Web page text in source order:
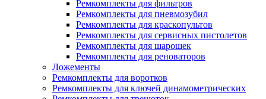
Ремкомплекты для фильтров
Ремкомплекты для пневмозубил
Ремкомплекты для краскопультов
Ремкомплекты для сервисных пистолетов
Ремкомплекты для шарошек
Ремкомплекты для реноваторов
Ложементы
Ремкомплекты для воротков
Ремкомплекты для ключей динамометрических